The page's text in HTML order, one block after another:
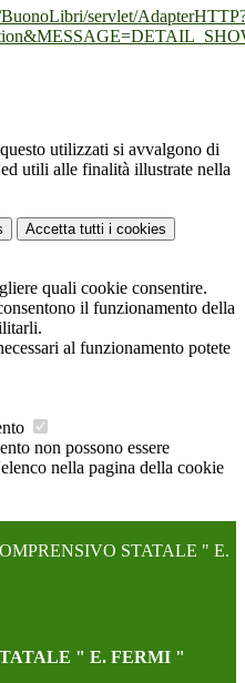
servlet/
utilizzati si avvalgono di
utili alle finalità illustrate nella
Accetta tutti i cookies
quali cookie consentire.
il funzionamento della
al funzionamento potete
non possono essere
nella pagina della cookie
STATALE " E.
" E. FERMI "